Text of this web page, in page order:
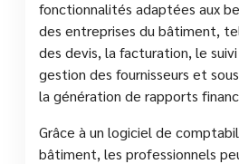
fonctionnalités adaptées aux
des entreprises du bâtiment,
des devis, la facturation, le
gestion des fournisseurs et
la génération de rapports
Grâce à un logiciel de
bâtiment, les professionnels